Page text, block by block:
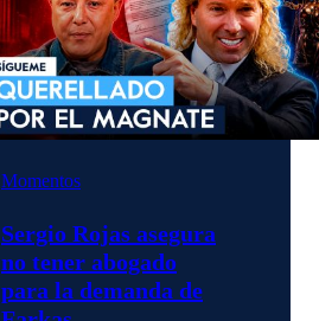
Momentos
Sergio Rojas asegura
no tener abogado
para la demanda de